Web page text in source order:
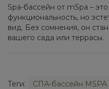
Spa-бассейн от mSpa –
функциональность, но
вид. Без сомнения, он
вашего сада или террасы.
Теги: СПА-бассейн